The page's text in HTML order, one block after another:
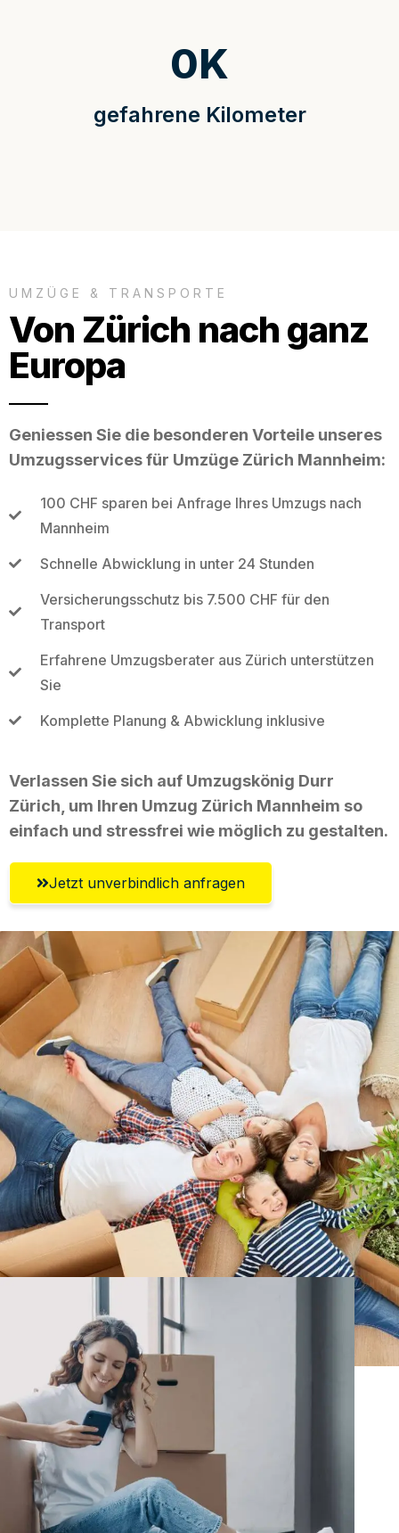
gefahrene Kilometer
0K
UMZÜGE & TRANSPORTE
Von Zürich nach ganz
Europa
Geniessen Sie die besonderen Vorteile unseres
Umzugsservices für Umzüge Zürich Mannheim:
100 CHF sparen bei Anfrage Ihres Umzugs nach
Mannheim
Schnelle Abwicklung in unter 24 Stunden
Versicherungsschutz bis 7.500 CHF für den
Transport
Erfahrene Umzugsberater aus Zürich unterstützen
Sie
Komplette Planung & Abwicklung inklusive
Verlassen Sie sich auf Umzugskönig Durr
Zürich, um Ihren Umzug Zürich Mannheim so
einfach und stressfrei wie möglich zu gestalten.
Jetzt unverbindlich anfragen